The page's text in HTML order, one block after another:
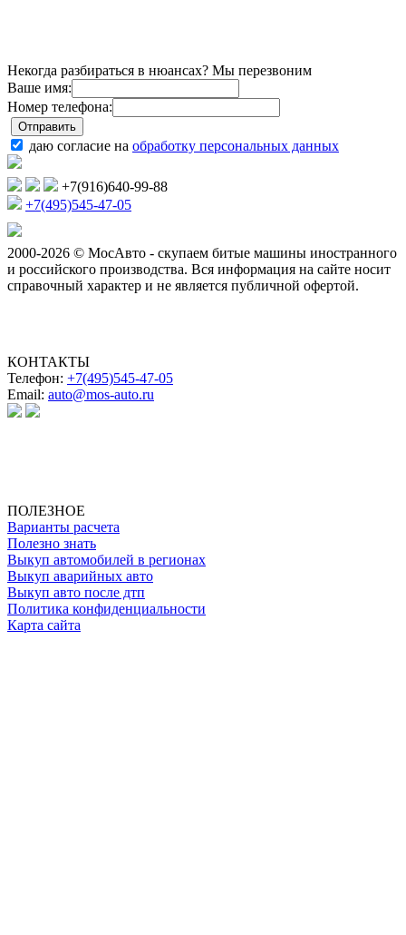
Некогда разбираться в нюансах? Мы перезвоним
Ваше имя:
Номер телефона:
даю согласие на обработку персональных данных
+7(916)640-99-88
+7(495)545-47-05
2000-2026 © МосАвто - скупаем битые машины иностранного
и российского производства. Вся информация на сайте носит
справочный характер и не является публичной офертой.
КОНТАКТЫ
Телефон: +7(495)545-47-05
Email: auto@mos-auto.ru
ПОЛЕЗНОЕ
Варианты расчета
Полезно знать
Выкуп автомобилей в регионах
Выкуп аварийных авто
Выкуп авто после дтп
Политика конфиденциальности
Карта сайта